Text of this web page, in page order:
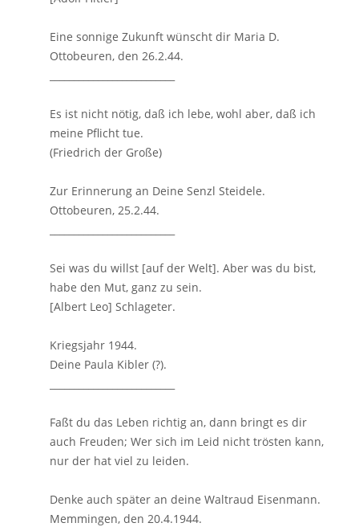
Eine sonnige Zukunft wünscht dir Maria D.
Ottobeuren, den 26.2.44.
Es ist nicht nötig, daß ich lebe, wohl aber, daß ich
meine Pflicht tue.
(Friedrich der Große)
Zur Erinnerung an Deine Senzl Steidele.
Ottobeuren, 25.2.44.
Sei was du willst [auf der Welt]. Aber was du bist,
habe den Mut, ganz zu sein.
[Albert Leo] Schlageter.
Kriegsjahr 1944.
Deine Paula Kibler (?).
Faßt du das Leben richtig an, dann bringt es dir
auch Freuden; Wer sich im Leid nicht trösten kann,
nur der hat viel zu leiden.
Denke auch später an deine Waltraud Eisenmann.
Memmingen, den 20.4.1944.